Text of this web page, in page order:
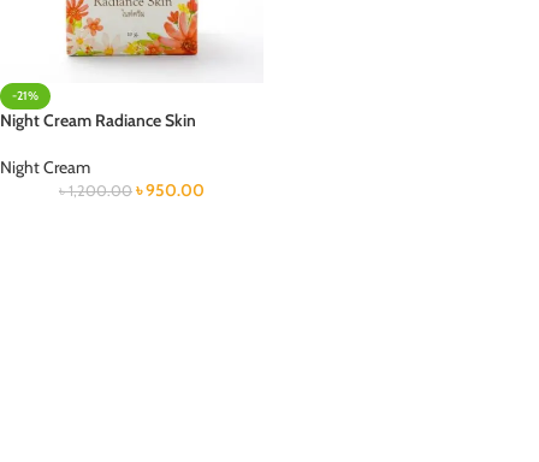
-21%
Night Cream Radiance Skin
Night Cream
৳1,200.00 ৳950.00